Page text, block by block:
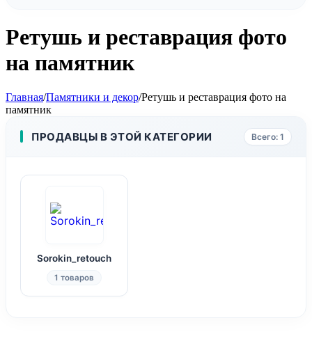
Ретушь и реставрация фото
на памятник
Главная/Памятники и декор/Ретушь и реставрация фото на
памятник
ПРОДАВЦЫ В ЭТОЙ КАТЕГОРИИ Всего: 1
Sorokin_retouch
1 товаров